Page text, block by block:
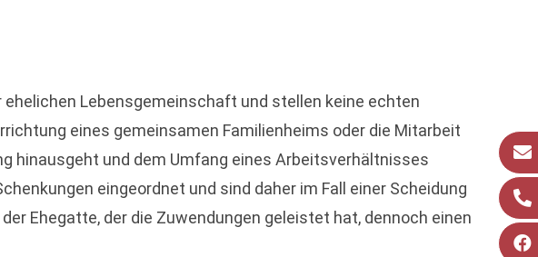
Lebensgemeinschaft und stellen keine echten
eines gemeinsamen Familienheims oder die Mitarbeit
hinausgeht und dem Umfang eines Arbeitsverhältnisses
eingeordnet und sind daher im Fall einer Scheidung
Ehegatte, der die Zuwendungen geleistet hat, dennoch einen